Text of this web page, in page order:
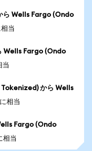
Wells Fargo (Ondo
当
Wells Fargo (Ondo
当
から Wells
相当
Fargo (Ondo
相当